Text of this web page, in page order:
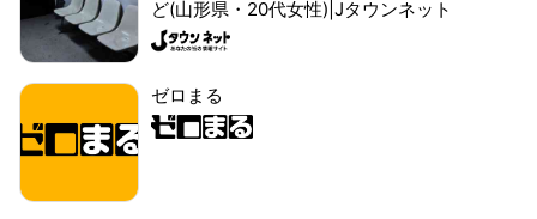
ど(山形県・20代女性)|Jタウンネット
ゼロまる